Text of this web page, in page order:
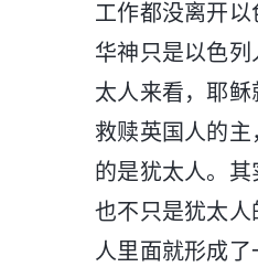
工作都没离开
华神只是以色
太人来看，耶
救赎英国人的
的是犹太人。其
也不只是犹太人
人里面就形成